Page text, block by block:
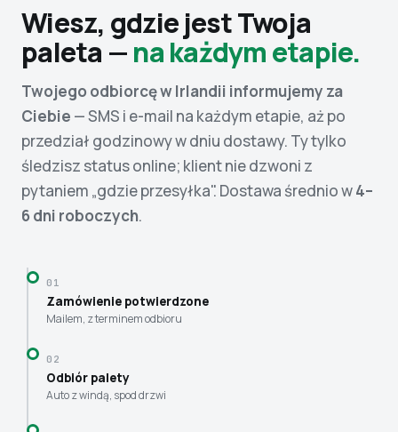
Wiesz, gdzie jest Twoja
paleta —na każdym etapie.
Twojego odbiorcę w Irlandii informujemy za
Ciebie — SMS i e-mail na każdym etapie, aż po
przedział godzinowy w dniu dostawy. Ty tylko
śledzisz status online; klient nie dzwoni z
pytaniem „gdzie przesyłka". Dostawa średnio w4–
6 dni roboczych.
01
Zamówienie potwierdzone
Mailem, z terminem odbioru
02
Odbiór palety
Auto z windą, spod drzwi